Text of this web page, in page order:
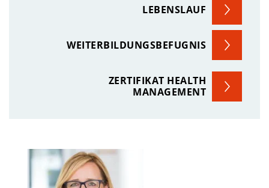
LEBENSLAUF
WEITERBILDUNGSBEFUGNIS
ZERTIFIKAT HEALTH
MANAGEMENT